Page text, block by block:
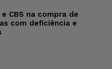
CBS na compra de
com deficiência e